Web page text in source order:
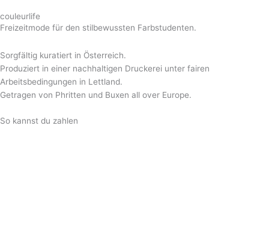
couleurlife
Freizeitmode für den stilbewussten Farbstudenten.
Sorgfältig kuratiert in Österreich.
Produziert in einer nachhaltigen Druckerei unter fairen
Arbeitsbedingungen in Lettland.
Getragen von Phritten und Buxen all over Europe.
So kannst du zahlen